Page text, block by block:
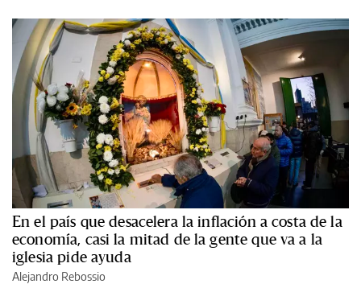
En el país que desacelera la inflación a costa de la
economía, casi la mitad de la gente que va a la
iglesia pide ayuda
Alejandro Rebossio